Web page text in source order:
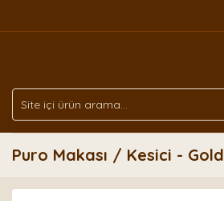
Puro Makası / Kesici - Gold